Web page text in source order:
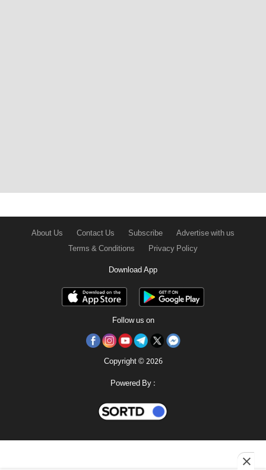
About Us Contact Us Subscribe
Advertise with us
Terms & Conditions
Privacy Policy
Download App
Follow us on
Copyright © 2026
Powered By :